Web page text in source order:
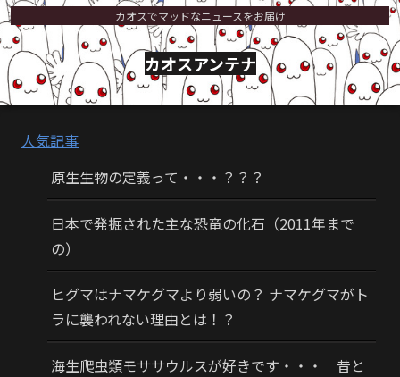
カオスでマッドなニュースをお届け
カオスアンテナ
人気記事
原生生物の定義って・・・？？？
日本で発掘された主な恐竜の化石（2011年まで
の）
ヒグマはナマケグマより弱いの？ ナマケグマがト
ラに襲われない理由とは！？
海生爬虫類モササウルスが好きです・・・ 昔と